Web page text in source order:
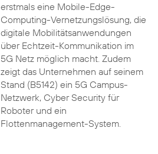
erstmals eine Mobile-Edge-
Computing-Vernetzungslösung, die
digitale Mobilitätsanwendungen
über Echtzeit-Kommunikation im
5G Netz möglich macht. Zudem
zeigt das Unternehmen auf seinem
Stand (B5142) ein 5G Campus-
Netzwerk, Cyber Security für
Roboter und ein
Flottenmanagement-System.